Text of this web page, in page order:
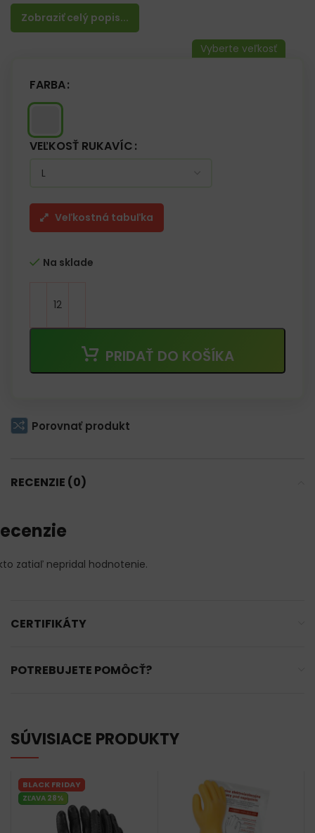
Zobraziť celý popis...
Vlastnosti:
– Zakončené lemom
– Poskytujú príľnavosť, flexibilitu a pohodlie
– Kombinácia polyesteru a bavlny rukavíc zabezpečuje, že sú
FARBA
VEĽKOSŤ RUKAVÍC
Veľkostná tabuľka
Na sklade
PRIDAŤ DO KOŠÍKA
Porovnať produkt
RECENZIE (0)
zatiaľ nepridal hodnotenie.
CERTIFIKÁTY
POTREBUJETE POMÔCŤ?
SÚVISIACE PRODUKTY
BLACK FRIDAY
ZĽAVA 28%